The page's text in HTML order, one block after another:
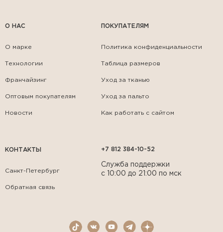
О НАС
О марке
Технологии
Франчайзинг
Оптовым покупателям
Новости
ПОКУПАТЕЛЯМ
Политика конфиденциальности
Таблица размеров
Уход за тканью
Уход за пальто
Как работать с сайтом
КОНТАКТЫ
Санкт-Петербург
Обратная связь
+7 812 384-10-52
Служба поддержки
с 10:00 до 21:00 по мск